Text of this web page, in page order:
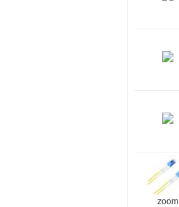
zoom